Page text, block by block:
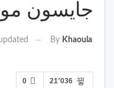
جايسون
By Khaoula
0 21٬036